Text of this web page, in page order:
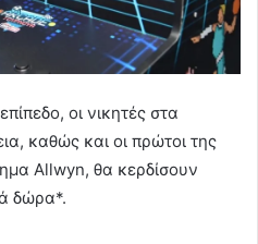
οι νικητές στα
καθώς και οι πρώτοι της
Allwyn, θα κερδίσουν
δώρα*.